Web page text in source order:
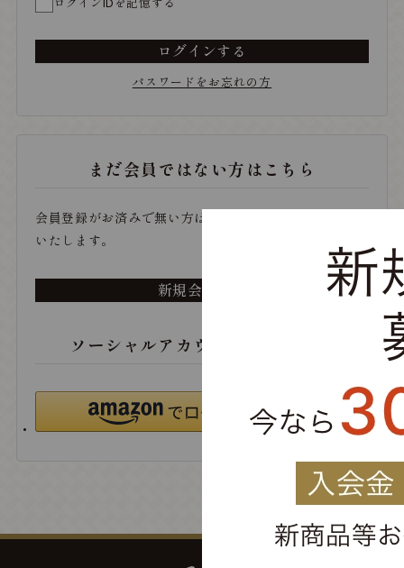
ログインする
パスワードをお忘れの方
まだ会員ではない方はこちら
会員登録がお済みで無い方は、こちらから登録をお願い
いたします。
新規会員登録
ソーシャルアカウントでログイン